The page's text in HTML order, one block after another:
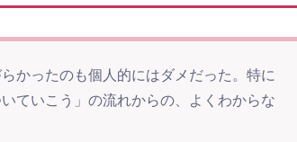
かったのも個人的にはダメだった。特に
ていこう」の流れからの、よくわからな